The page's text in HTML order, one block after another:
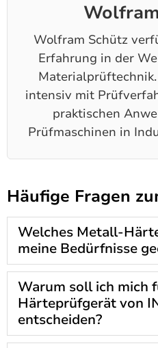
Wolfram Schütz
Erfahrung in der
intensiv mit
praktischen
Prüfmaschinen in
Häufige Fragen
Welches Metall-
meine Bedürfnisse
Warum soll ich mich
Härteprüfgerät von
entscheiden?